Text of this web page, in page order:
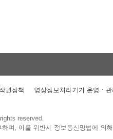
권정책 영상정보처리기기 운영ㆍ관
reserved.
며, 이를 위반시 정보통신망법에 의